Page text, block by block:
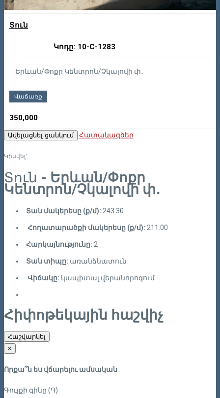
Տուն
Կոդը: 10-C-1283
Երևան/Փոքր Կենտրոն/Չկալովի փ․
Վաճառք
350,000
Ավելացնել ցանկում Հատակագծեր
Կիսվել`
Տուն - Երևան/Փոքր
Կենտրոն/Չկալովի փ․
Տան մակերեսը (ք/մ): 243.30
Հողատարածքի մակերեսը (ք/մ): 211.00
Հարկայնությունը: 2
Տան տիպը: առանձնատուն
Վիճակը: կապիտալ վերանորոգում
Հիփոթեկային հաշվիչ
Հաշվարկել
×
Որքա՞ն ես վճարելու ամսական
Գույքի գինը (֏)